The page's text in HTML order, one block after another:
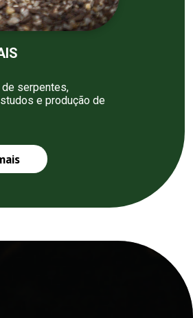
de serpentes,
e produção de